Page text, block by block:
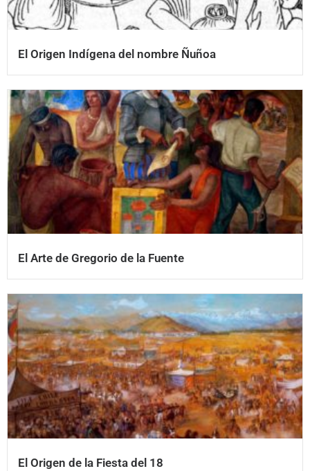
El Origen Indígena del nombre Ñuñoa
El Arte de Gregorio de la Fuente
El Origen de la Fiesta del 18